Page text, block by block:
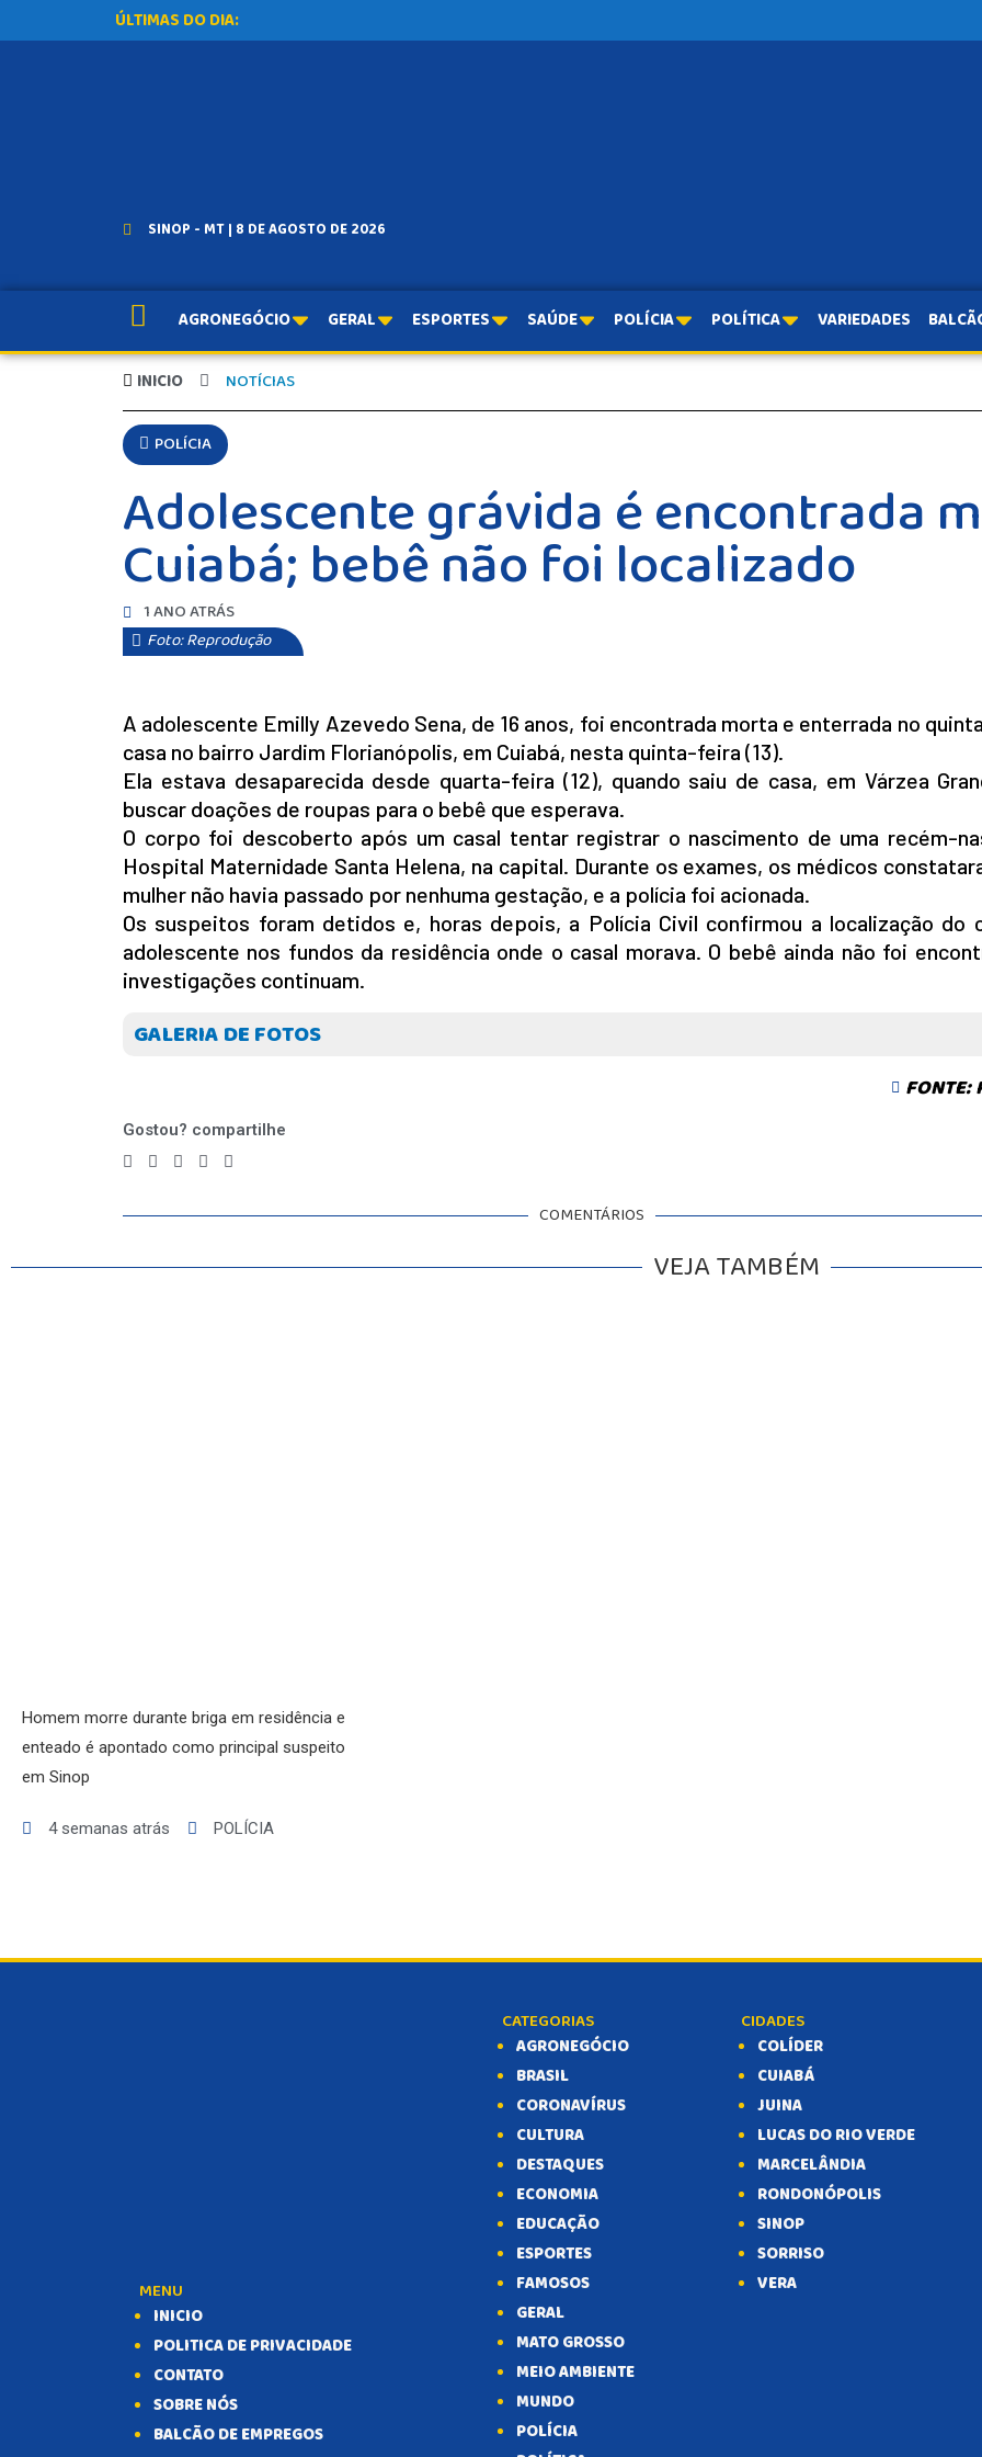
ÚLTIMAS DO DIA:
SINOP - MT | 8 DE AGOSTO DE 2026
AGRONEGÓCIO GERAL ESPORTES SAÚDE POLÍCIA POLÍTICA VARIEDADES
INICIO NOTÍCIAS
POLÍCIA
Adolescente grávida é encontrada
Cuiabá; bebê não foi localizado
1 ANO ATRÁS
Foto: Reprodução
A adolescente Emilly Azevedo Sena, de 16 anos, foi encontrada morta e enterrada no
casa no bairro Jardim Florianópolis, em Cuiabá, nesta quinta-feira (13).
Ela estava desaparecida desde quarta-feira (12), quando saiu de casa, em Várzea
buscar doações de roupas para o bebê que esperava.
O corpo foi descoberto após um casal tentar registrar o nascimento de uma recém-
Hospital Maternidade Santa Helena, na capital. Durante os exames, os médicos
mulher não havia passado por nenhuma gestação, e a polícia foi acionada.
Os suspeitos foram detidos e, horas depois, a Polícia Civil confirmou a localização do
adolescente nos fundos da residência onde o casal morava. O bebê ainda não foi
investigações continuam.
GALERIA DE FOTOS
FONTE:
Gostou? compartilhe
COMENTÁRIOS
VEJA TAMBÉM
Homem morre durante briga em residência e
enteado é apontado como principal suspeito
em Sinop
4 semanas atrás POLÍCIA
MENU
INICIO
POLITICA DE PRIVACIDADE
CONTATO
SOBRE NÓS
BALCÃO DE EMPREGOS
CATEGORIAS
AGRONEGÓCIO
BRASIL
CORONAVÍRUS
CULTURA
DESTAQUES
ECONOMIA
EDUCAÇÃO
ESPORTES
FAMOSOS
GERAL
MATO GROSSO
MEIO AMBIENTE
MUNDO
POLÍCIA
CIDADES
COLÍDER
CUIABÁ
JUINA
LUCAS DO RIO VERDE
MARCELÂNDIA
RONDONÓPOLIS
SINOP
SORRISO
VERA